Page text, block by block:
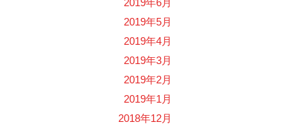
2019年6月
2019年5月
2019年4月
2019年3月
2019年2月
2019年1月
2018年12月